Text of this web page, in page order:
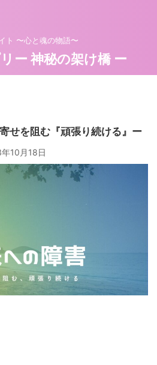
ト 〜心と魂の物語〜
ー 神秘の架け橋 ー
せを阻む『頑張り続ける』ー
10月18日